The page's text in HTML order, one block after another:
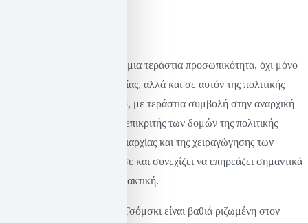
αποτελεί μια τεράστια προσωπικότητα, όχι μόνο
στον τομέα της γλωσσολογίας, αλλά και σε αυτόν της πολιτικής
θεωρίας και του ακτιβισμού, με τεράστια συμβολή στην αναρχική
σκέψη. Όντας ακούραστος επικριτής των δομών της πολιτικής
εξουσίας, της εταιρικής κυριαρχίας και της χειραγώγησης των
ΜΜΕ, το έργο του επηρέασε και συνεχίζει να επηρεάζει σημαντικά
την αναρχική θεωρία και πρακτική.
Η πολιτική φιλοσοφία του Τσόμσκι είναι βαθιά ριζωμένη στον